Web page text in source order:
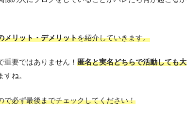
メリット・デメリットを紹介していきます。
要ではありません！ 匿名と実名どちらで活動しても大
ね。
で必ず最後までチェックしてください！